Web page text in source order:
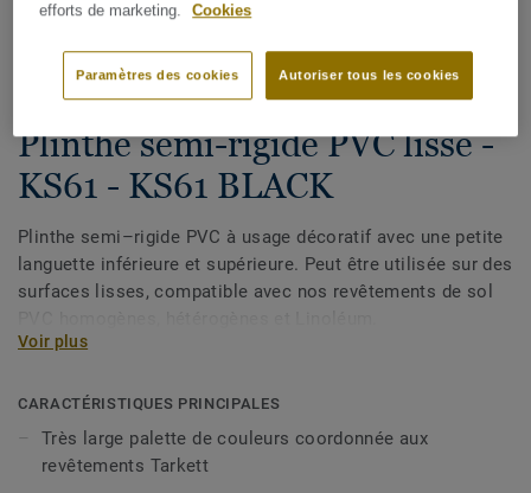
Voir tous les décors (33)
Plinthe semi-rigide PVC lisse -
KS61 - KS61 BLACK
Plinthe semi–rigide PVC à usage décoratif avec une petite
languette inférieure et supérieure. Peut être utilisée sur des
surfaces lisses, compatible avec nos revêtements de sol
Voir plus
CARACTÉRISTIQUES PRINCIPALES
Très large palette de couleurs coordonnée aux
revêtements Tarkett
efforts de marketing.
Cookies
Autoriser tous les cookies
Paramètres des cookies